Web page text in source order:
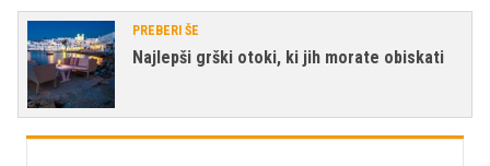
PREBERI ŠE
Najlepši grški otoki, ki jih morate obiskati